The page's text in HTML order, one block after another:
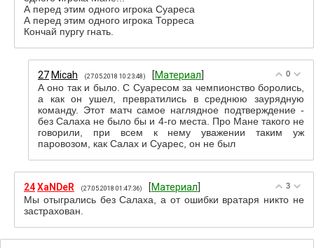
А перед этим одного игрока Суареса
А перед этим одного игрока Торреса
Кончай пургу гнать.
0
27 Micah (27.05.2018 10:23:48) [Материал
А оно так и было. С Суаресом за чемпионство боролись,
а как он ушел, превратились в среднюю заурядную
команду. Этот матч самое наглядное подтверждение -
без Салаха не было бы и 4-го места. Про Мане такого не
говорили, при всем к нему уважении таким уж
паровозом, как Салах и Суарес, он не был
3
24XaNDeR (27.05.2018 01:47:36) [Материал
Мы отыгрались без Салаха, а от ошибки вратаря никто не
застрахован.